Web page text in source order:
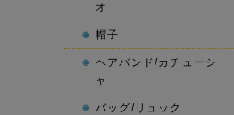
オ
帽子
ヘアバンド/カチューシ
ャ
バッグ/リュック